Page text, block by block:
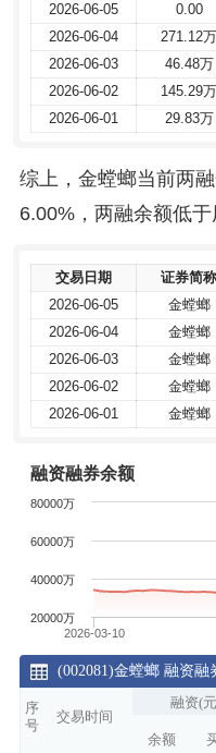
2026-06-05
0.00
2026-06-04
271.12万
2026-06-03
46.48万
2026-06-02
145.29万
2026-06-01
29.83万
2026-06-05
0.00
2026-06-04
271.12万
2026-06-03
46.48万
2026-06-02
145.29万
2026-06-01
29.83万
综上，金螳螂当前两
6.00%，两融余额低于
交易日期 证券简称
2026-06-05
金螳螂
2026-06-04
金螳螂
2026-06-03
金螳螂
2026-06-02
金螳螂
2026-06-01
金螳螂
交易日期 证券简称
2026-06-05
金螳螂
2026-06-04
金螳螂
2026-06-03
金螳螂
2026-06-02
金螳螂
2026-06-01
金螳螂